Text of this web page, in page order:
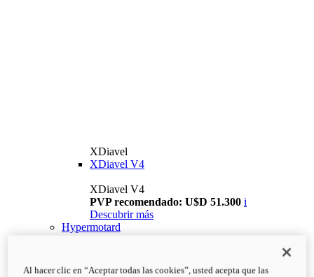
XDiavel
XDiavel V4
XDiavel V4
PVP recomendado: U$D 51.300 i
Descubrir más
Hypermotard
Al hacer clic en “Aceptar todas las cookies”, usted acepta que las